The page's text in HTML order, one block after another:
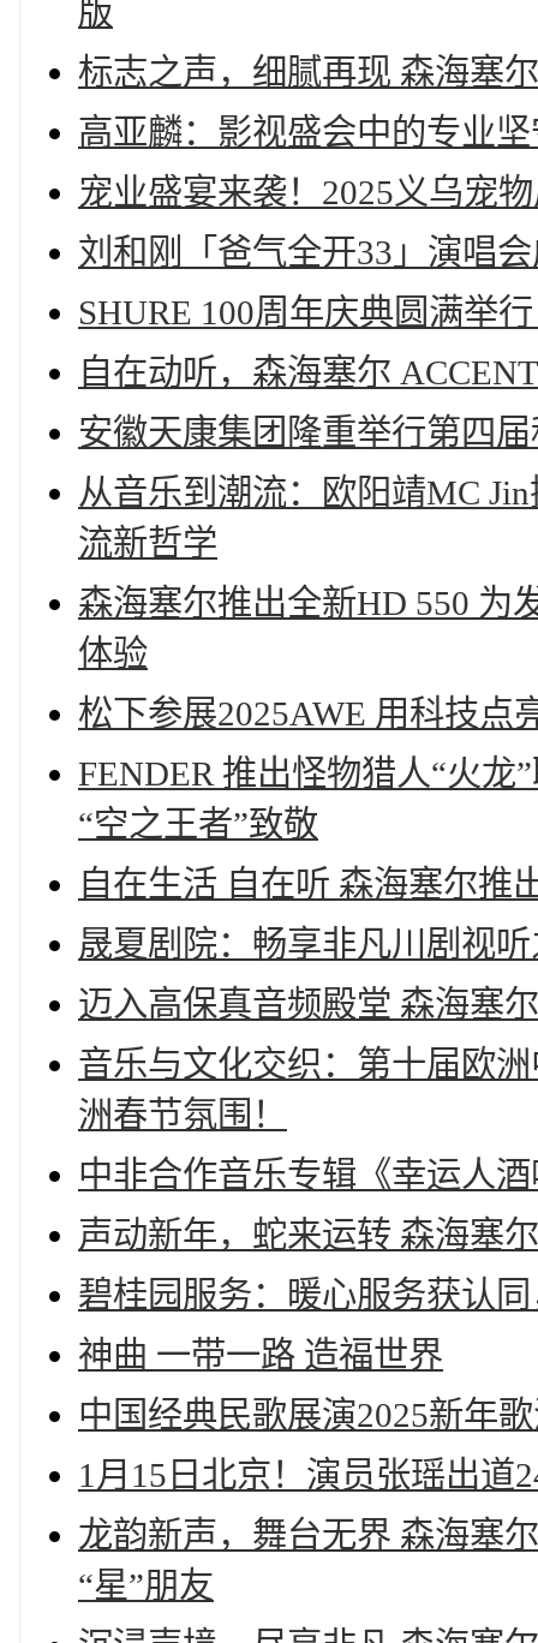
版
标志之声，细腻再现 森海塞
高亚麟：影视盛会中的专业
宠业盛宴来袭！2025义乌宠
刘和刚「爸气全开33」演唱
SHURE 100周年庆典圆满举
自在动听，森海塞尔
安徽天康集团隆重举行第四
从音乐到潮流：欧阳靖MC
流新哲学
森海塞尔推出全新HD 550 为
体验
松下参展2025AWE 用科技点
FENDER 推出怪物猎人“火龙
“空之王者”致敬
自在生活 自在听 森海塞尔推
晟夏剧院：畅享非凡川剧视
迈入高保真音频殿堂 森海塞
音乐与文化交织：第十届欧
洲春节氛围！
中非合作音乐专辑《幸运人
声动新年，蛇来运转 森海塞
碧桂园服务：暖心服务获认
神曲 一带一路 造福世界
中国经典民歌展演2025新年
1月15日北京！演员张瑶出道
龙韵新声，舞台无界 森海塞
“星”朋友